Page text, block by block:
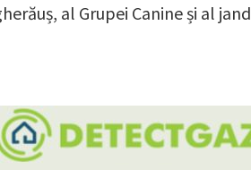
al Grupei Canine și al